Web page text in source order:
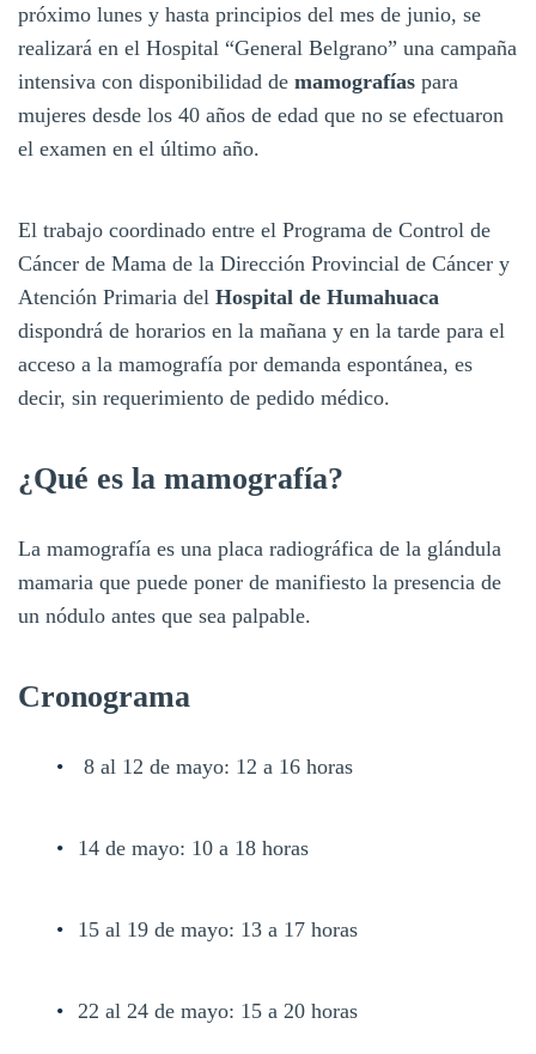
próximo lunes y hasta principios del mes de junio, se
realizará en el Hospital “General Belgrano” una campaña
intensiva con disponibilidad de mamografías para
mujeres desde los 40 años de edad que no se efectuaron
el examen en el último año.
El trabajo coordinado entre el Programa de Control de
Cáncer de Mama de la Dirección Provincial de Cáncer y
Atención Primaria del Hospital de Humahuaca
dispondrá de horarios en la mañana y en la tarde para el
acceso a la mamografía por demanda espontánea, es
decir, sin requerimiento de pedido médico.
¿Qué es la mamografía?
La mamografía es una placa radiográfica de la glándula
mamaria que puede poner de manifiesto la presencia de
un nódulo antes que sea palpable.
Cronograma
8 al 12 de mayo: 12 a 16 horas
14 de mayo: 10 a 18 horas
15 al 19 de mayo: 13 a 17 horas
22 al 24 de mayo: 15 a 20 horas